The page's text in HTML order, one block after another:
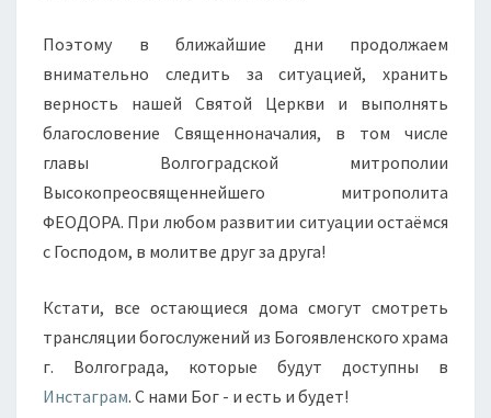
Поэтому в ближайшие дни продолжаем
внимательно следить за ситуацией, хранить
верность нашей Святой Церкви и выполнять
благословение Священноначалия, в том числе
главы Волгоградской митрополии
Высокопреосвященнейшего митрополита
ФЕОДОРА. При любом развитии ситуации остаёмся
с Господом, в молитве друг за друга!
Кстати, все остающиеся дома смогут смотреть
трансляции богослужений из Богоявленского храма
г. Волгограда, которые будут доступны в
Инстаграм. С нами Бог - и есть и будет!